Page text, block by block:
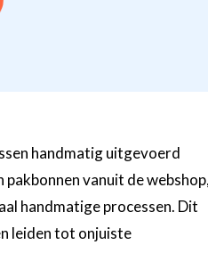
handmatig uitgevoerd
vanuit de webshop,
handmatige processen. Dit
leiden tot onjuiste